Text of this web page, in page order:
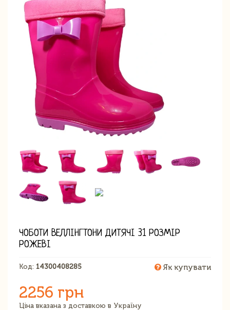
ЧОБОТИ ВЕЛЛІНГТОНИ ДИТЯЧІ 31 РОЗМІР
РОЖЕВІ
Код: 14300408285 Як купувати
2256 грн
Ціна вказана з доставкою в Україну